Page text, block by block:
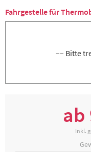
Fahrgestelle für
–– Bitte
ab
Inkl.